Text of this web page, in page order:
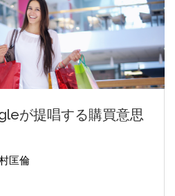
が提唱する購買意思
匡倫